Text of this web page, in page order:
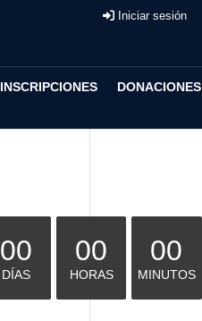
Iniciar sesión
INSCRIPCIONES DONACIONES
00
DÍAS
00
HORAS
00
MINUTOS